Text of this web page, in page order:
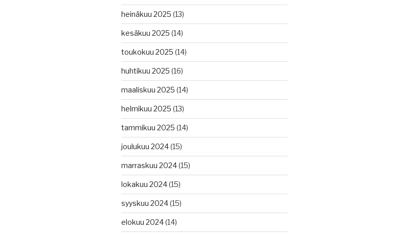
heinäkuu 2025 (13)
kesäkuu 2025 (14)
toukokuu 2025 (14)
huhtikuu 2025 (16)
maaliskuu 2025 (14)
helmikuu 2025 (13)
tammikuu 2025 (14)
joulukuu 2024(15)
marraskuu 2024(15)
lokakuu 2024(15)
syyskuu 2024(15)
elokuu 2024(14)